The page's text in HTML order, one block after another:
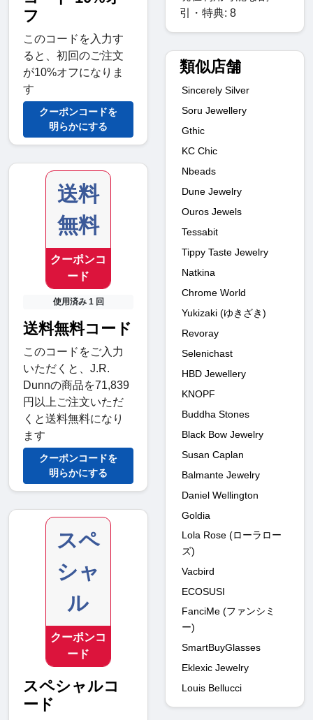
フ
このコードを入力す
ると、初回のご注文
が10%オフになりま
す
クーポンコードを
明らかにする
送料
無料
クーポンコ
ード
使用済み 1 回
送料無料コード
このコードをご入力
いただくと、J.R.
Dunnの商品を71,839
円以上ご注文いただ
くと送料無料になり
ます
クーポンコードを
明らかにする
スペ
シャ
ル
クーポンコ
ード
スペシャルコ
ード
引・特典: 8
類似店舗
Sincerely Silver
Soru Jewellery
Gthic
KC Chic
Nbeads
Dune Jewelry
Ouros Jewels
Tessabit
Tippy Taste Jewelry
Natkina
Chrome World
Yukizaki (ゆきざき)
Revoray
Selenichast
HBD Jewellery
KNOPF
Buddha Stones
Black Bow Jewelry
Susan Caplan
Balmante Jewelry
Daniel Wellington
Goldia
Lola Rose (ローラロー
ズ)
Vacbird
ECOSUSI
FanciMe (ファンシミ
ー)
SmartBuyGlasses
Eklexic Jewelry
Louis Bellucci